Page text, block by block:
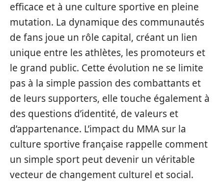
efficace et à une culture sportive en pleine
mutation. La dynamique des communautés
de fans joue un rôle capital, créant un lien
unique entre les athlètes, les promoteurs et
le grand public. Cette évolution ne se limite
pas à la simple passion des combattants et
de leurs supporters, elle touche également à
des questions d’identité, de valeurs et
d’appartenance. L’impact du MMA sur la
culture sportive française rappelle comment
un simple sport peut devenir un véritable
vecteur de changement culturel et social.